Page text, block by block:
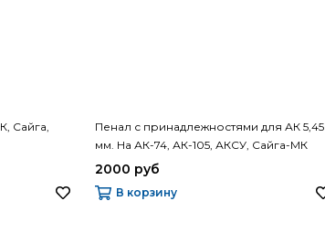
Сайга,
Пенал с принадлежностями для АК 5,45
мм. На АК-74, АК-105, АКСУ, Сайга-МК
2000 руб
В корзину